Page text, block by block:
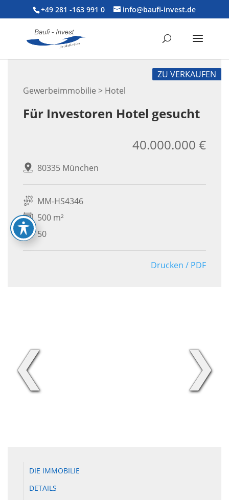
+49 281 -163 991 0 info@baufi-invest.de
Gewerbeimmobilie > Hotel
ZU VERKAUFEN
Für Investoren Hotel gesucht
80335 München
40.000.000 €
MM-HS4346
500 m²
50
Drucken / PDF
❮ ❯
DIE IMMOBILIE
DETAILS